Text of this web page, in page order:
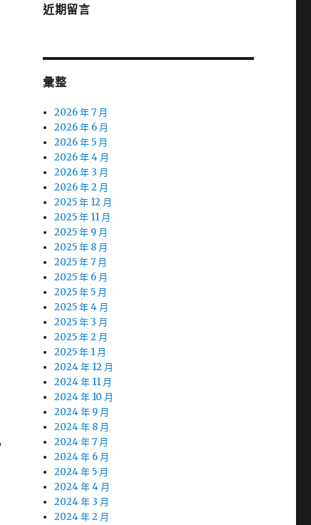
近期留言
彙整
2026 年 7 月
2026 年 6 月
2026 年 5 月
2026 年 4 月
2026 年 3 月
2026 年 2 月
2025 年 12 月
2025 年 11 月
2025 年 9 月
2025 年 8 月
2025 年 7 月
2025 年 6 月
2025 年 5 月
2025 年 4 月
2025 年 3 月
2025 年 2 月
2025 年 1 月
2024 年 12 月
2024 年 11 月
2024 年 10 月
2024 年 9 月
2024 年 8 月
2024 年 7 月
2024 年 6 月
2024 年 5 月
2024 年 4 月
2024 年 3 月
2024 年 2 月